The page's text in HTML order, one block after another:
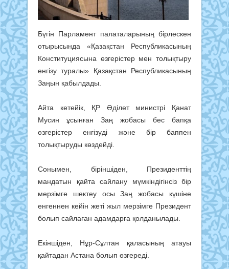
Бүгін Парламент палаталарының бірлескен
отырысында «Қазақстан Республикасының
Конституциясына өзгерістер мен толықтыру
енгізу туралы» Қазақстан Республикасының
Заңын қабылдады.
Айта кетейік, ҚР Әділет министрі Қанат
Мусин ұсынған Заң жобасы бес бапқа
өзгерістер енгізуді және бір баппен
толықтыруды көздейді.
Сонымен, біріншіден, Президенттің
мандатын қайта сайлану мүмкіндігінсіз бір
мерзімге шектеу осы Заң жобасы күшіне
енгеннен кейін жеті жыл мерзімге Президент
болып сайлаған адамдарға қолданылады.
Екіншіден, Нұр-Сұлтан қаласының атауы
қайтадан Астана болып өзгереді.